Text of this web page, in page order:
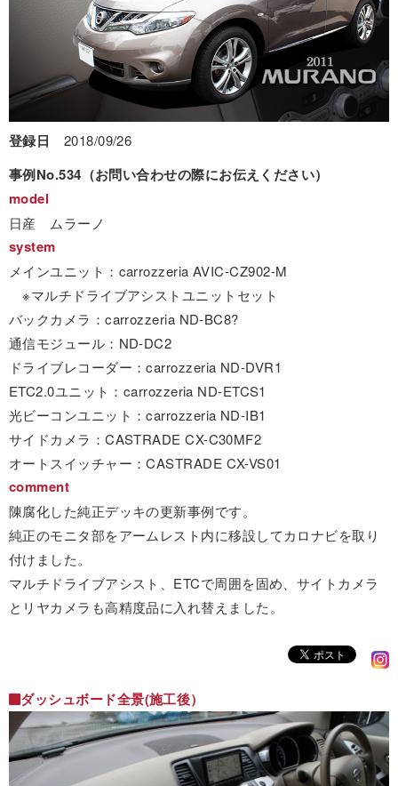
登録日 2018/09/26
事例No.534（お問い合わせの際にお伝えください）
model
日産 ムラーノ
system
メインユニット：carrozzeria AVIC-CZ902-M
※マルチドライブアシストユニットセット
バックカメラ：carrozzeria ND-BC8?
通信モジュール：ND-DC2
ドライブレコーダー：carrozzeria ND-DVR1
ETC2.0ユニット：carrozzeria ND-ETCS1
光ビーコンユニット：carrozzeria ND-IB1
サイドカメラ：CASTRADE CX-C30MF2
オートスイッチャー：CASTRADE CX-VS01
comment
陳腐化した純正デッキの更新事例です。
純正のモニタ部をアームレスト内に移設してカロナビを取り
付けました。
マルチドライブアシスト、ETCで周囲を固め、サイトカメラ
とリヤカメラも高精度品に入れ替えました。
ダッシュボード全景(施工後）